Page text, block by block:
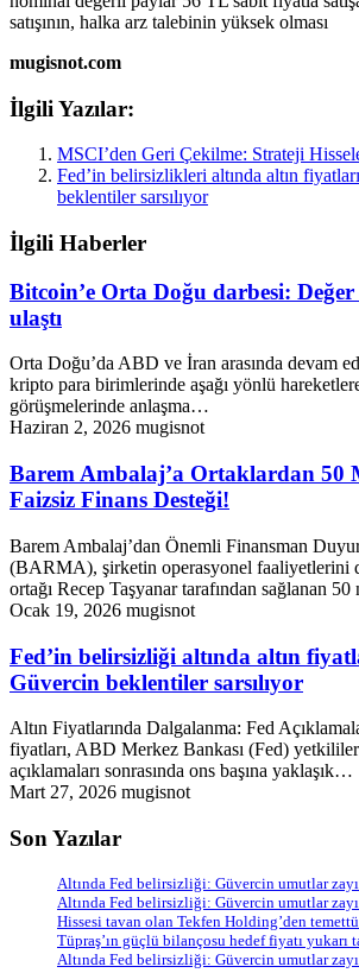
satışının, halka arz talebinin yüksek olması
mugisnot.com
İlgili Yazılar:
MSCI’den Geri Çekilme: Strateji
Fed’in belirsizlikleri altında altın
beklentiler sarsılıyor
İlgili Haberler
Bitcoin’e Orta Doğu darbesi: Değer
ulaştı
Orta Doğu’da ABD ve İran arasında devam
kripto para birimlerinde aşağı yönlü
görüşmelerinde anlaşma…
Haziran 2, 2026 mugisnot
Barem Ambalaj’a Ortaklardan 50
Faizsiz Finans Desteği!
Barem Ambalaj’dan Önemli Finansman
(BARMA), şirketin operasyonel faaliyetlerini
ortağı Recep Taşyanar tarafından sağlanan
Ocak 19, 2026 mugisnot
Fed’in belirsizliği altında altın
Güvercin beklentiler sarsılıyor
Altın Fiyatlarında Dalgalanma: Fed
fiyatları, ABD Merkez Bankası (Fed)
açıklamaları sonrasında ons başına yaklaşık…
Mart 27, 2026 mugisnot
Son Yazılar
Altında Fed belirsizliği: Güvercin umutlar
Altında Fed belirsizliği: Güvercin umutlar
Hissesi tavan olan Tekfen Holding’den
Tüpraş’ın güçlü bilançosu hedef fiyatı yukarı
Altında Fed belirsizliği: Güvercin umutlar